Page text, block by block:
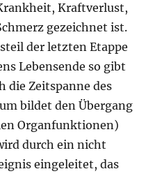
Kraftverlust,
gezeichnet ist.
der letzten Etappe
Lebensende so gibt
die Zeitspanne des
bildet den Übergang
Organfunktionen)
durch ein nicht
eingeleitet, das